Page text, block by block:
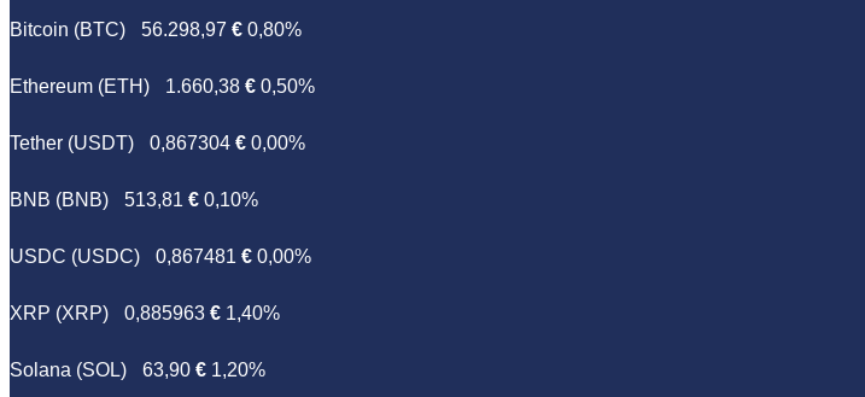
Bitcoin (BTC) 56.298,97 € 0,80%
Ethereum (ETH) 1.660,38 € 0,50%
Tether (USDT) 0,867304 € 0,00%
BNB (BNB) 513,81 € 0,10%
USDC (USDC) 0,867481 € 0,00%
XRP (XRP) 0,885963 € 1,40%
Solana (SOL) 63,90 € 1,20%